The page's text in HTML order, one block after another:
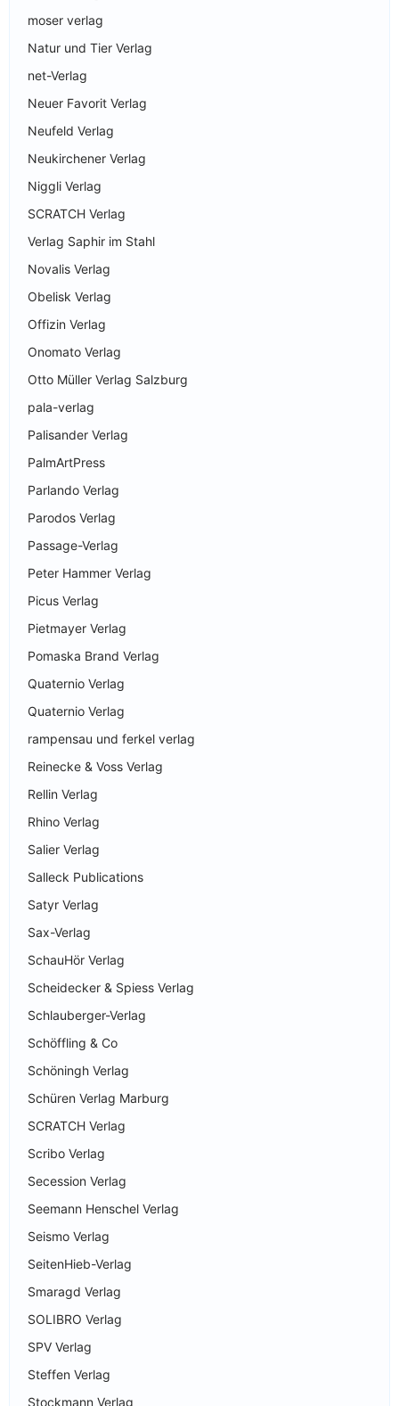
moser verlag
Natur und Tier Verlag
net-Verlag
Neuer Favorit Verlag
Neufeld Verlag
Neukirchener Verlag
Niggli Verlag
SCRATCH Verlag
Verlag Saphir im Stahl
Novalis Verlag
Obelisk Verlag
Offizin Verlag
Onomato Verlag
Otto Müller Verlag Salzburg
pala-verlag
Palisander Verlag
PalmArtPress
Parlando Verlag
Parodos Verlag
Passage-Verlag
Peter Hammer Verlag
Picus Verlag
Pietmayer Verlag
Pomaska Brand Verlag
Quaternio Verlag
Quaternio Verlag
rampensau und ferkel verlag
Reinecke & Voss Verlag
Rellin Verlag
Rhino Verlag
Salier Verlag
Salleck Publications
Satyr Verlag
Sax-Verlag
SchauHör Verlag
Scheidecker & Spiess Verlag
Schlauberger-Verlag
Schöffling & Co
Schöningh Verlag
Schüren Verlag Marburg
SCRATCH Verlag
Scribo Verlag
Secession Verlag
Seemann Henschel Verlag
Seismo Verlag
SeitenHieb-Verlag
Smaragd Verlag
SOLIBRO Verlag
SPV Verlag
Steffen Verlag
Stockmann Verlag